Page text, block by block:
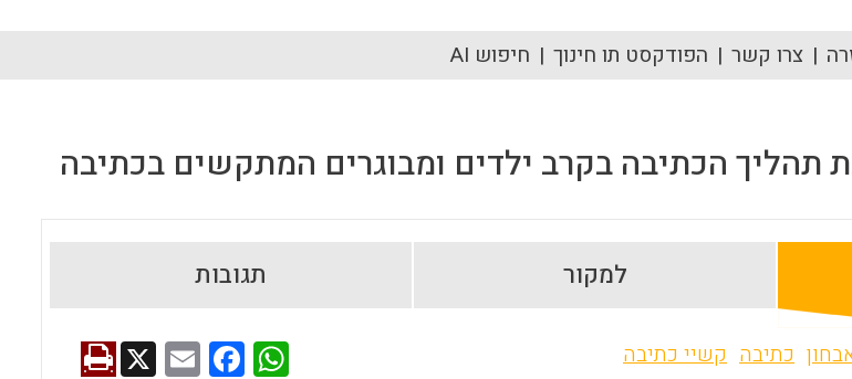
צרו קשר הפודקסט תו חינוך חיפוש AI
הכתיבה בקרב ילדים ומבוגרים המתקשים בכתיבה
למקור תגובות
W
F
E
X כתיבה קשיי כתיבה